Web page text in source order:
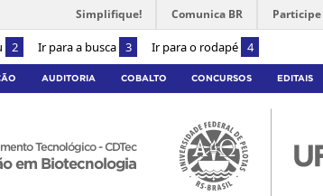
2 Ir para a busca 3 Ir para o rodapé 4
Simplifique! Comunica BR Participe
AUDITORIA COBALTO CONCURSOS EDITAIS
Tecnológico - CDTec
em Biotecnologia